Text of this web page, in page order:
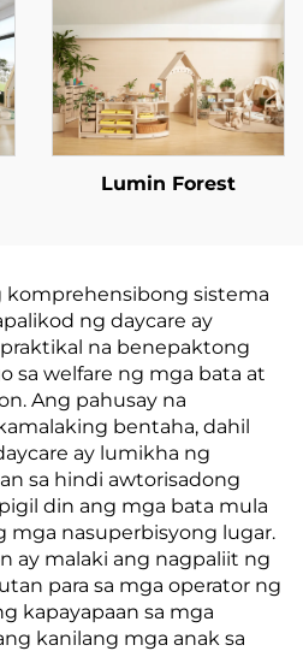
Lumin Forest
sistema
ng daycare ay
na benepaktong
sa welfare ng mga bata at
Ang pahusay na
bentaha, dahil
ay lumikha ng
sa hindi awtorisadong
din ang mga bata mula
mga nasuperbisyong lugar.
ay malaki ang nagpaliit ng
para sa mga operator ng
kapayapaan sa mga
kanilang mga anak sa